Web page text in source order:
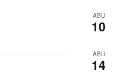
ABU
10
ABU
14